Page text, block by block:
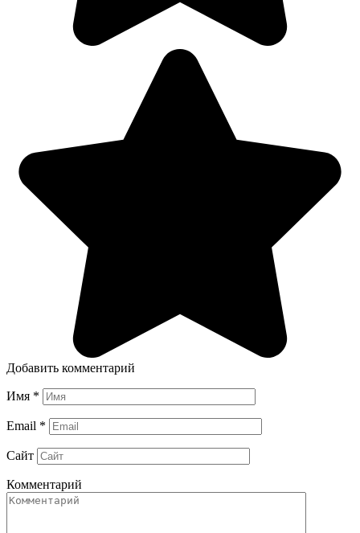
Добавить комментарий
Имя *
Email *
Сайт
Комментарий